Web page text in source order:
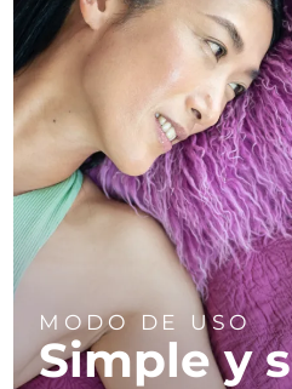
MODO DE USO
Simple y